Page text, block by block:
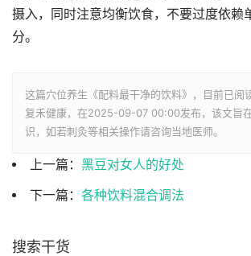
摄入，同时注意均衡饮食，不要过度依赖
分。
这篇穴位养生《配料最干净的饮料》，目前已阅
复禾健康，在2025-09-07 00:00发布，该文旨
识，如若刺灸等相关操作请咨询当地医师。
上一篇： 黑豆对女人的好处
下一篇： 各种饮料混合调法
搜索干货